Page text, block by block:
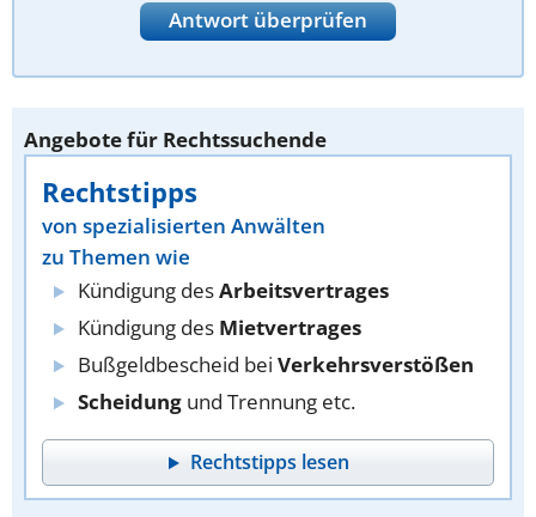
Antwort überprüfen
Angebote für Rechtssuchende
Rechtstipps
von spezialisierten Anwälten
zu Themen wie
Kündigung desArbeitsvertrages
Kündigung des Mietvertrages
Bußgeldbescheid bei Verkehrsverstößen
Scheidung und Trennung etc.
Rechtstipps lesen